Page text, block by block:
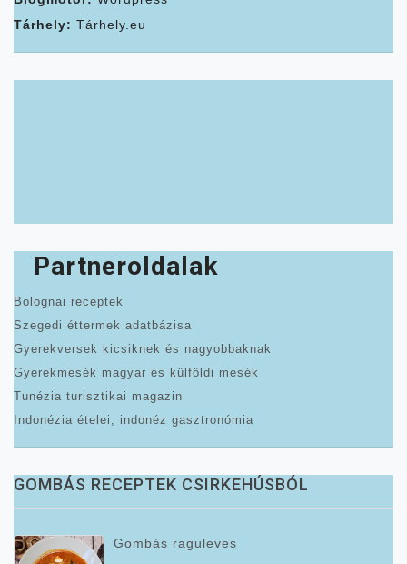
Tárhely: Tárhely.eu
Partneroldalak
Bolognai receptek
Szegedi éttermek adatbázisa
Gyerekversek kicsiknek és nagyobbaknak
Gyerekmesék magyar és külföldi mesék
Tunézia turisztikai magazin
Indonézia ételei, indonéz gasztronómia
GOMBÁS RECEPTEK CSIRKEHÚSBÓL
Gombás raguleves